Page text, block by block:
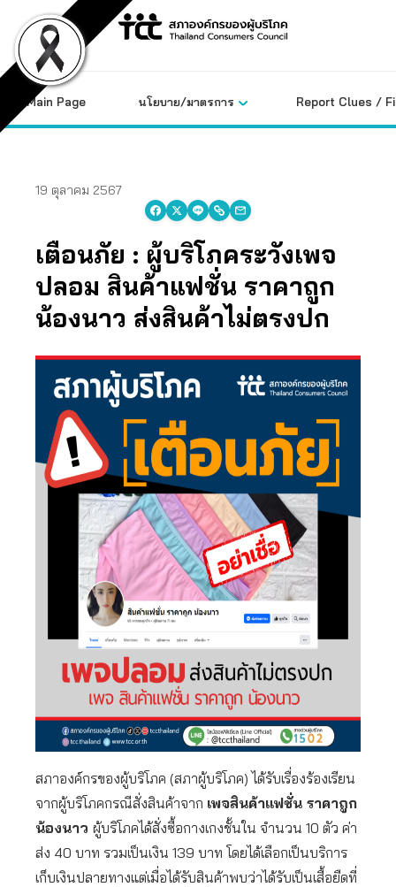
content
Main Page นโยบาย/มาตรการ Report Clues /
19 ตุลาคม 2567
เตือนภัย : ผู้บริโภคระวังเพจ
ปลอม สินค้าแฟชั่น ราคาถูก
น้องนาว ส่งสินค้าไม่ตรงปก
สภาองค์กรของผู้บริโภค (สภาผู้บริโภค) ได้รับเรื่องร้องเรียน
จากผู้บริโภคกรณีสั่งสินค้าจาก เพจสินค้าแฟชั่น ราคาถูก
น้องนาว ผู้บริโภคได้สั่งซื้อกางเกงชั้นใน จำนวน 10 ตัว ค่า
ส่ง 40 บาท รวมเป็นเงิน 139 บาท โดยได้เลือกเป็นบริการ
เก็บเงินปลายทางแต่เมื่อได้รับสินค้าพบว่าได้รับเป็นเสื้อยืดที่